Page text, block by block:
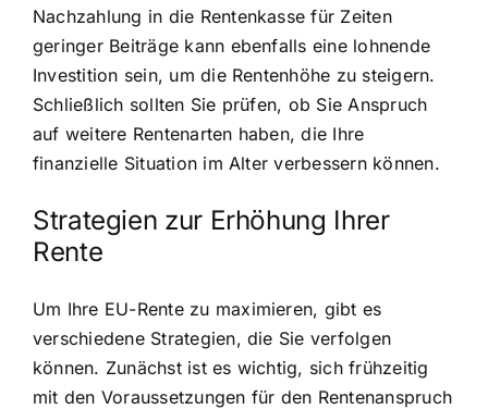
Nachzahlung in die Rentenkasse für Zeiten
geringer Beiträge kann ebenfalls eine lohnende
Investition sein, um die Rentenhöhe zu steigern.
Schließlich sollten Sie prüfen, ob Sie Anspruch
auf weitere Rentenarten haben, die Ihre
finanzielle Situation im Alter verbessern können.
Strategien zur Erhöhung Ihrer
Rente
Um Ihre EU-Rente zu maximieren, gibt es
verschiedene Strategien, die Sie verfolgen
können. Zunächst ist es wichtig, sich frühzeitig
mit den Voraussetzungen für den Rentenanspruch